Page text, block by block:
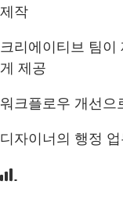
제작
크리에이티브 팀이
게 제공
워크플로우 개선으
디자이너의 행정